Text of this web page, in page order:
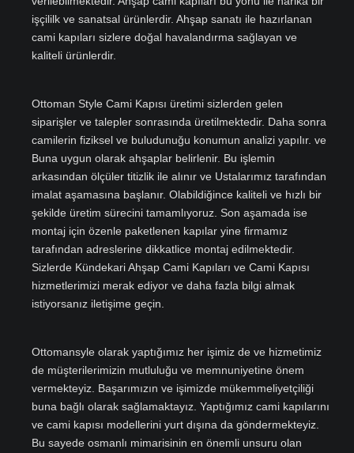
işçililk ve sanatsal ürünlerdir. Ahşap sanatı ile hazırlanan
cami kapıları sizlere doğal havalandırma sağlayan ve
kaliteli ürünlerdir.
Ottoman Style Cami Kapısı üretimi sizlerden gelen
siparişler ve talepler sonrasında üretilmektedir. Daha sonra
camilerin fiziksel ve buludunuğu konumun analizi yapılır. ve
Buna uygun olarak ahşaplar belirlenir. Bu işlemin
arkasından ölçüler titizlik ile alınır ve Ustalarımız tarafından
imalat aşamasına başlanır. Olabildiğince kaliteli ve hızlı bir
şekilde üretim sürecini tamamlıyoruz. Son aşamada ise
montaj için özenle paketlenen kapılar yine firmamız
tarafından adreslerine dikkatlice montaj edilmektedir.
Sizlerde Kündekari Ahşap Cami Kapıları ve Cami Kapısı
hizmetlerimizi merak ediyor ve daha fazla bilgi almak
istiyorsanız iletişime geçin.
Ottomansyle olarak yaptığımız her işimiz de ve hizmetimiz
de müşterilerimizin mutluluğu ve memnuniyetine önem
vermekteyiz. Başarımızın ve işimizde mükemmeliyetçiliği
buna bağlı olarak sağlamaktayız. Yaptığımız cami kapılarını
ve cami kapısı modellerini yurt dışına da göndermekteyiz.
Bu sayede osmanlı mimarisinin en önemli unsuru olan